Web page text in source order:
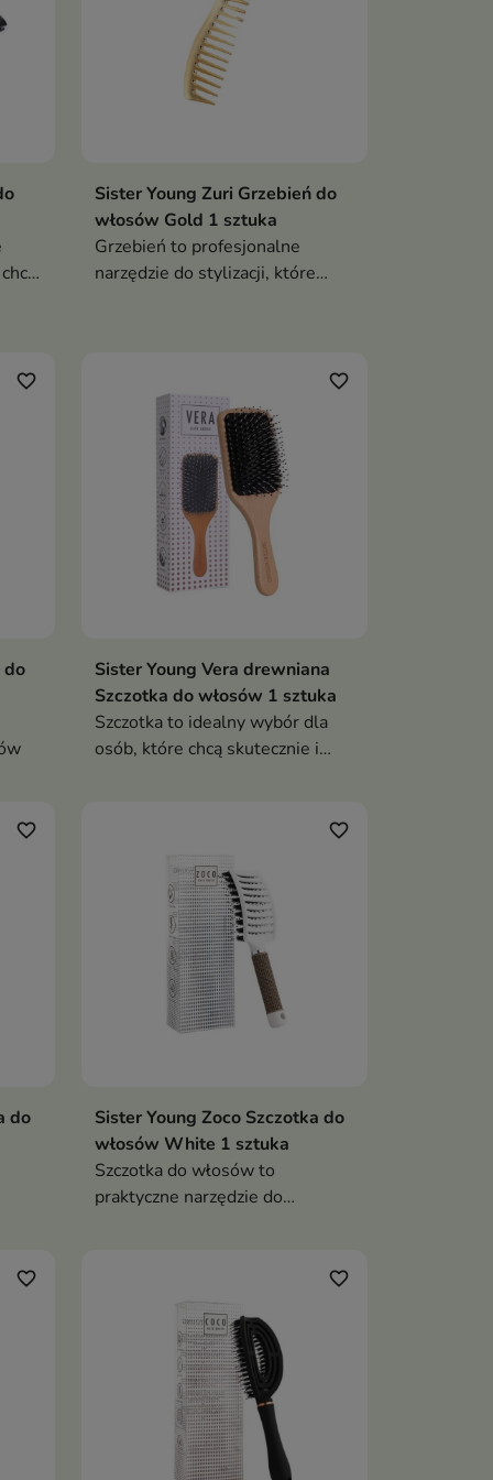
Sister Young Zuri Grzebień do
włosów Gold 1 sztuka
Grzebień to profesjonalne
narzędzie do stylizacji, które
favorite_border
do
favorite_border
Sister Young Vera drewniana
Szczotka do włosów 1 sztuka
Szczotka to idealny wybór dla
osób, które chcą skutecznie i
favorite_border
do
favorite_border
Sister Young Zoco Szczotka do
włosów White 1 sztuka
Szczotka do włosów to
praktyczne narzędzie do
favorite_border favorite_border